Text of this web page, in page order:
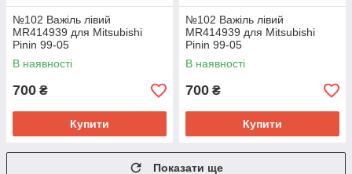
№102 Важіль лівий
MR414939 для Mitsubishi
Pinin 99-05
В наявності
700 ₴
Купити
№102 Важіль лівий
MR414939 для Mitsubishi
Pinin 99-05
В наявності
700 ₴
Купити
Показати ще